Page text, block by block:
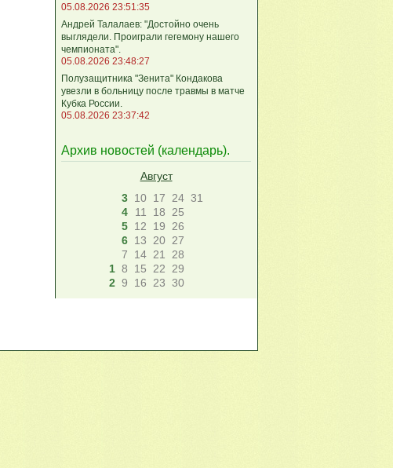
05.08.2026 23:51:35
Андрей Талалаев: "Достойно очень
выглядели. Проиграли гегемону нашего
чемпионата".
05.08.2026 23:48:27
Полузащитника "Зенита" Кондакова
увезли в больницу после травмы в матче
Кубка России.
05.08.2026 23:37:42
Архив новостей (календарь).
Август
3 10 17 24 31
4
11 18
25
5 12 19
26
6 13 20 27
7
14 21
28
1 8 15 22
29
2 9 16 23 30